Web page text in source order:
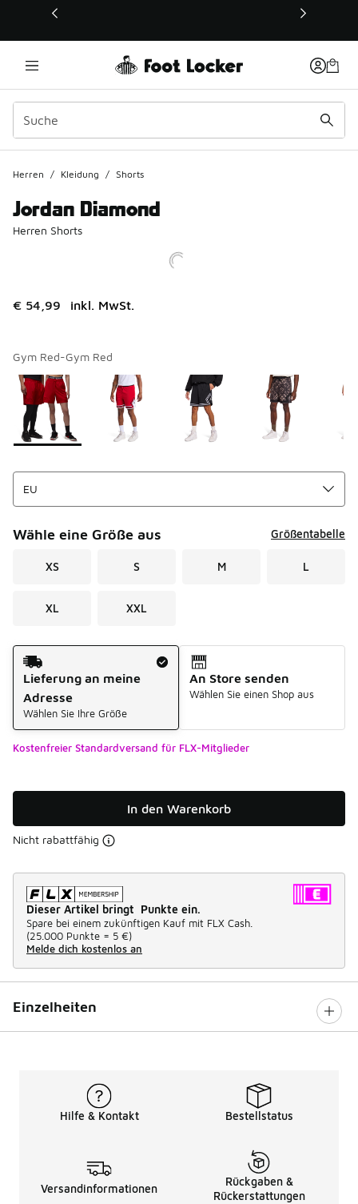
Dieser Link öffnet sich in einem neuen Fenster
Herren / Kleidung / Shorts
Jordan Diamond
Herren Shorts
€ 54,99 inkl. MwSt.
Gym Red-Gym Red
Seite 1 von 1 zeigt die Farben 1 bis 6 von 6 an.
Bitte wählen Sie einen Stil aus*
Wähle eine Größe aus Größentabelle
XS S M L
XL XXL
Versandart
Lieferung an meine
Adresse
Wählen Sie Ihre Größe
An Store senden
Wählen Sie einen Shop aus
Kostenfreier Standardversand für FLX-Mitglieder
In den Warenkorb
Nicht rabattfähig
Dieser Artikel bringt Punkte ein.
Spare bei einem zukünftigen Kauf mit FLX Cash.
(25.000 Punkte = 5 €)
Melde dich kostenlos an
Einzelheiten
Hilfe & Kontakt Bestellstatus
Versandinformationen
Rückgaben &
Rückerstattungen